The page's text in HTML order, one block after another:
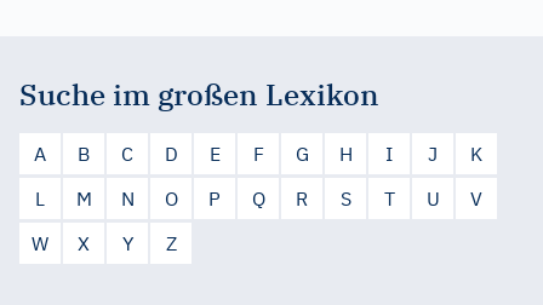
Suche im großen Lexikon
A B C D E F G H I J
K
L
M N O P Q R S T U
V
W
X Y Z